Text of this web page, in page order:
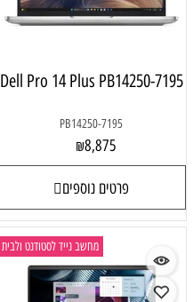
Dell Pro 14 Plus PB14250-7195
PB14250-7195
₪8,875
פרטים נוספים
מחשב נייד לסטודנט ולבית